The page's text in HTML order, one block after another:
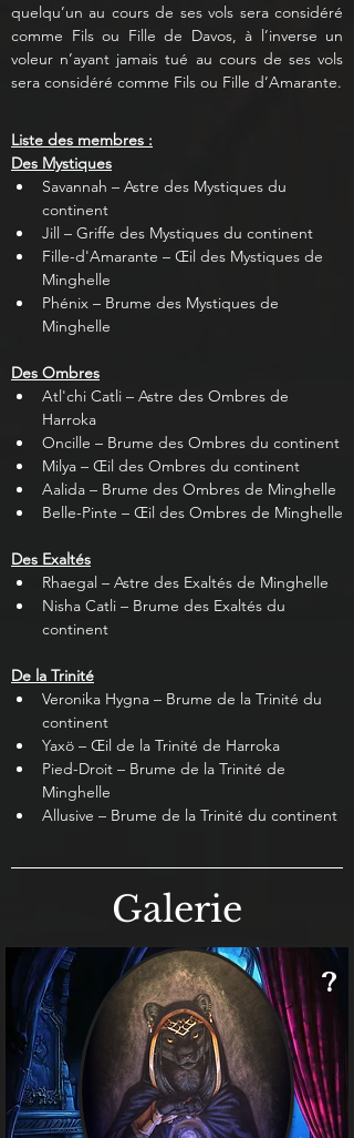
quelqu’un au cours de ses vols sera considéré
comme Fils ou Fille de Davos, à l’inverse un
voleur n’ayant jamais tué au cours de ses vols
sera considéré comme Fils ou Fille d’Amarante.
Liste des membres :
Des Mystiques
Savannah – Astre des Mystiques du
continent
Jill – Griffe des Mystiques du continent
Fille-d'Amarante – Œil des Mystiques de
Minghelle
Phénix – Brume des Mystiques de
Minghelle
Des Ombres
Atl'chi Catli – Astre des Ombres de
Harroka
Oncille – Brume des Ombres du continent
Milya – Œil des Ombres du continent
Aalida – Brume des Ombres de Minghelle
Belle-Pinte – Œil des Ombres de Minghelle
Des Exaltés
Rhaegal – Astre des Exaltés de Minghelle
Nisha Catli – Brume des Exaltés du
continent
De la Trinité
Veronika Hygna – Brume de la Trinité du
continent
Yaxö – Œil de la Trinité de Harroka
Pied-Droit – Brume de la Trinité de
Minghelle
Allusive – Brume de la Trinité du continent
Galerie
?